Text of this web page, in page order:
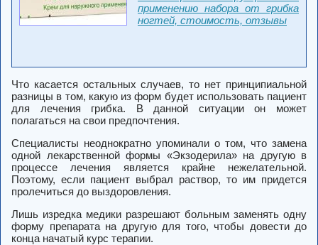
применению набора от грибка
ногтей, стоимость, отзывы
Что касается остальных случаев, то нет принципиальной
разницы в том, какую из форм будет использовать пациент
для лечения грибка. В данной ситуации он может
полагаться на свои предпочтения.
Специалисты неоднократно упоминали о том, что замена
одной лекарственной формы «Экзодерила» на другую в
процессе лечения является крайне нежелательной.
Поэтому, если пациент выбрал раствор, то им придется
пролечиться до выздоровления.
Лишь изредка медики разрешают больным заменять одну
форму препарата на другую для того, чтобы довести до
конца начатый курс терапии.